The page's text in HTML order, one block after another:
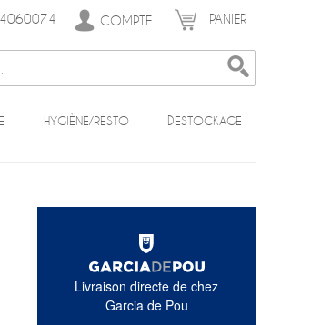
COMPTE PANIER
HYGIÈNE/RESTO DESTOCKAGE
Livraison directe de chez
Garcia de Pou